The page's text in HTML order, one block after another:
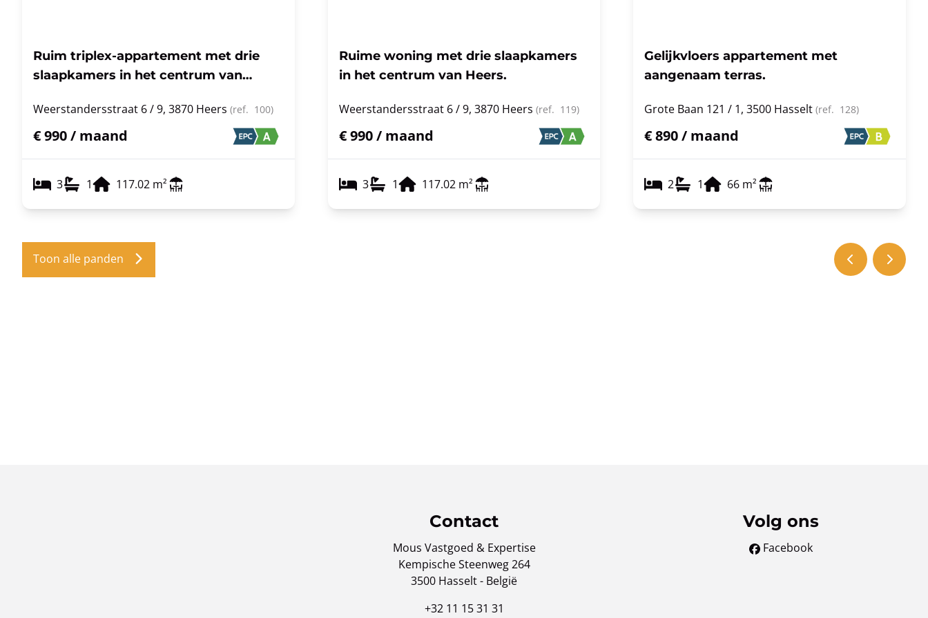
Ruim triplex-appartement met drie
slaapkamers in het centrum van
Weerstandersstraat 6 / 9, 3870 Heers (ref. 100)
€ 990 / maand
3 1 117.02 m²
Ruime woning met drie slaapkamers
in het centrum van Heers.
Weerstandersstraat 6 / 9, 3870 Heers (ref. 119)
€ 990 / maand
3 1 117.02 m²
Gelijkvloers appartement met
aangenaam terras.
Grote Baan 121 / 1, 3500 Hasselt (ref. 128)
€ 890 / maand
2 1 66 m²
Toon alle panden
Contact
Mous Vastgoed & Expertise
Kempische Steenweg 264
3500 Hasselt - België
+32 11 15 31 31
Volg ons
Facebook